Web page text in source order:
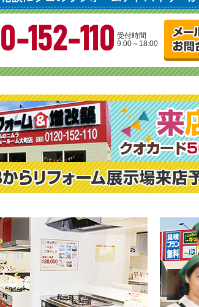
152-110 受付時間
9:00～18:00